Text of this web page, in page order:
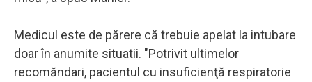
Medicul este de părere că trebuie apelat la intubare
doar în anumite situatii. "Potrivit ultimelor
recomăndari, pacientul cu insuficienţă respiratorie